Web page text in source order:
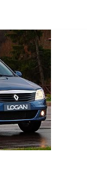
отримає
смаку
в самому